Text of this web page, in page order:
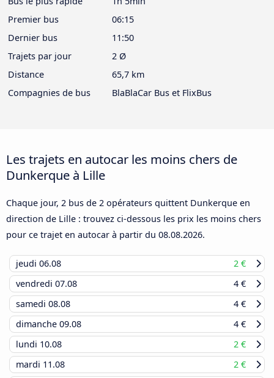
Premier bus
06:15
Dernier bus
11:50
Trajets par jour
2 Ø
Distance
65,7 km
Compagnies de bus
BlaBlaCar Bus et FlixBus
Les trajets en autocar les moins chers de
Dunkerque à Lille
Chaque jour, 2 bus de 2 opérateurs quittent Dunkerque en
direction de Lille : trouvez ci-dessous les prix les moins chers
pour ce trajet en autocar à partir du 08.08.2026.
jeudi 06.08
2 €
vendredi 07.08
4 €
samedi 08.08
4 €
dimanche 09.08
4 €
lundi 10.08
2 €
mardi 11.08
2 €